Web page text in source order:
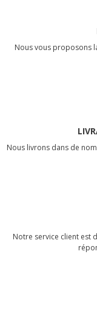
Nous vous proposons
Nous livrons dans de
Notre service client est